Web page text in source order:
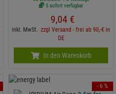
5 sofort verfügbar
9,04 €
inkl. MwSt. zzgl Versand - frei ab 90,-€ in
DE
In den Warenkorb
- 6 %